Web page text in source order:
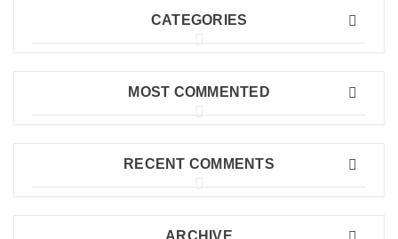
CATEGORIES
MOST COMMENTED
RECENT COMMENTS
ARCHIVE